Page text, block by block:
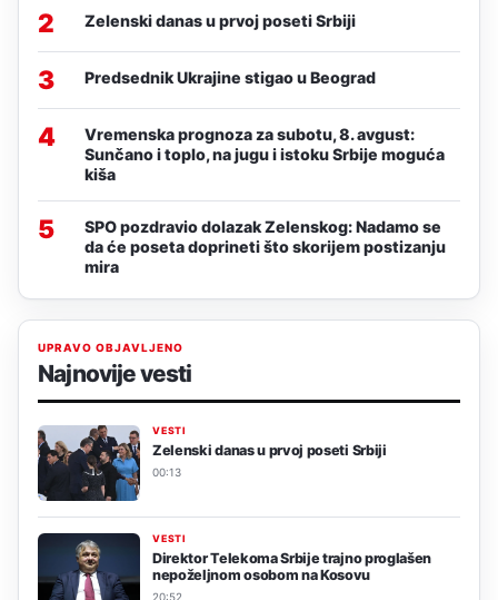
2 Zelenski danas u prvoj poseti Srbiji
3 Predsednik Ukrajine stigao u Beograd
4
Vremenska prognoza za subotu, 8. avgust:
Sunčano i toplo, na jugu i istoku Srbije moguća
kiša
5
SPO pozdravio dolazak Zelenskog: Nadamo se
da će poseta doprineti što skorijem postizanju
mira
UPRAVO OBJAVLJENO
Najnovije vesti
VESTI
Zelenski danas u prvoj poseti Srbiji
00:13
VESTI
Direktor Telekoma Srbije trajno proglašen
nepoželjnom osobom na Kosovu
20:52